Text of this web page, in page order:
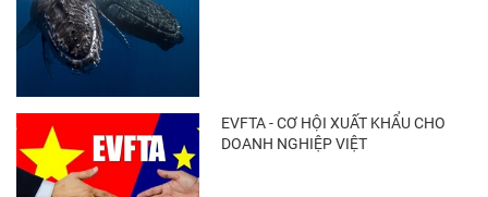
EVFTA - CƠ HỘI XUẤT KHẨU CHO
DOANH NGHIỆP VIỆT